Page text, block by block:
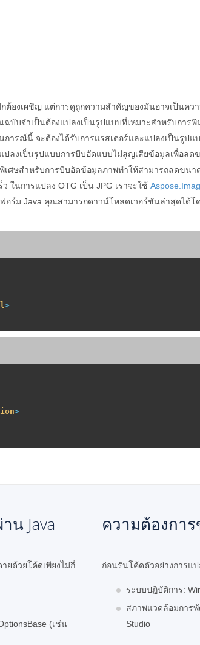
ต้องเผชิญ แต่การดูถูกความสำคัญของมันอาจเป็นค
บับจำเป็นต้องแปลงเป็นรูปแบบที่เหมาะสำหรับกา
ารณ์นี้ จะต้องได้รับการแรสเตอร์และแปลงเป็นรูปแ
งเป็นรูปแบบการบีบอัดแบบไม่สูญเสียข้อมูลเพื่อลด
ศษสำหรับการบีบอัดข้อมูลภาพทำให้สามารถลดขน
ในการแปลง OTG เป็น JPG เราจะใช้
ม Java คุณสามารถดาวน์โหลดเวอร์ชันล่าสุดได้โ
>
>
น Java
ยด้วยโค้ดเพียงไม่กี่
(เช่น
ความต้องกา
ก่อนรันโค้ดตัวอย่างการแ
ระบบปฏิบัติการ:
สภาพแวดล้อมการพั
Studio